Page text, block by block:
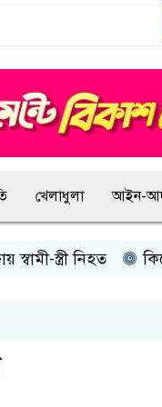
খেলাধুলা আইন-
নিহত কিসের